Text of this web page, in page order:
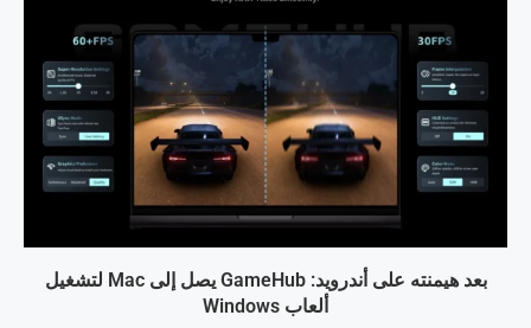
بعد هيمنته على أندرويد: GameHub يصل إلى Mac لتشغيل
ألعاب Windows